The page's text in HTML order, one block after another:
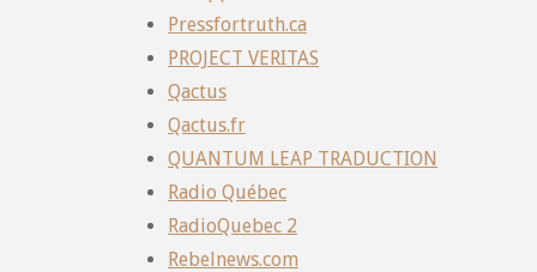
Pressfortruth.ca
PROJECT VERITAS
Qactus
Qactus.fr
QUANTUM LEAP TRADUCTION
Radio Québec
RadioQuebec 2
Rebelnews.com